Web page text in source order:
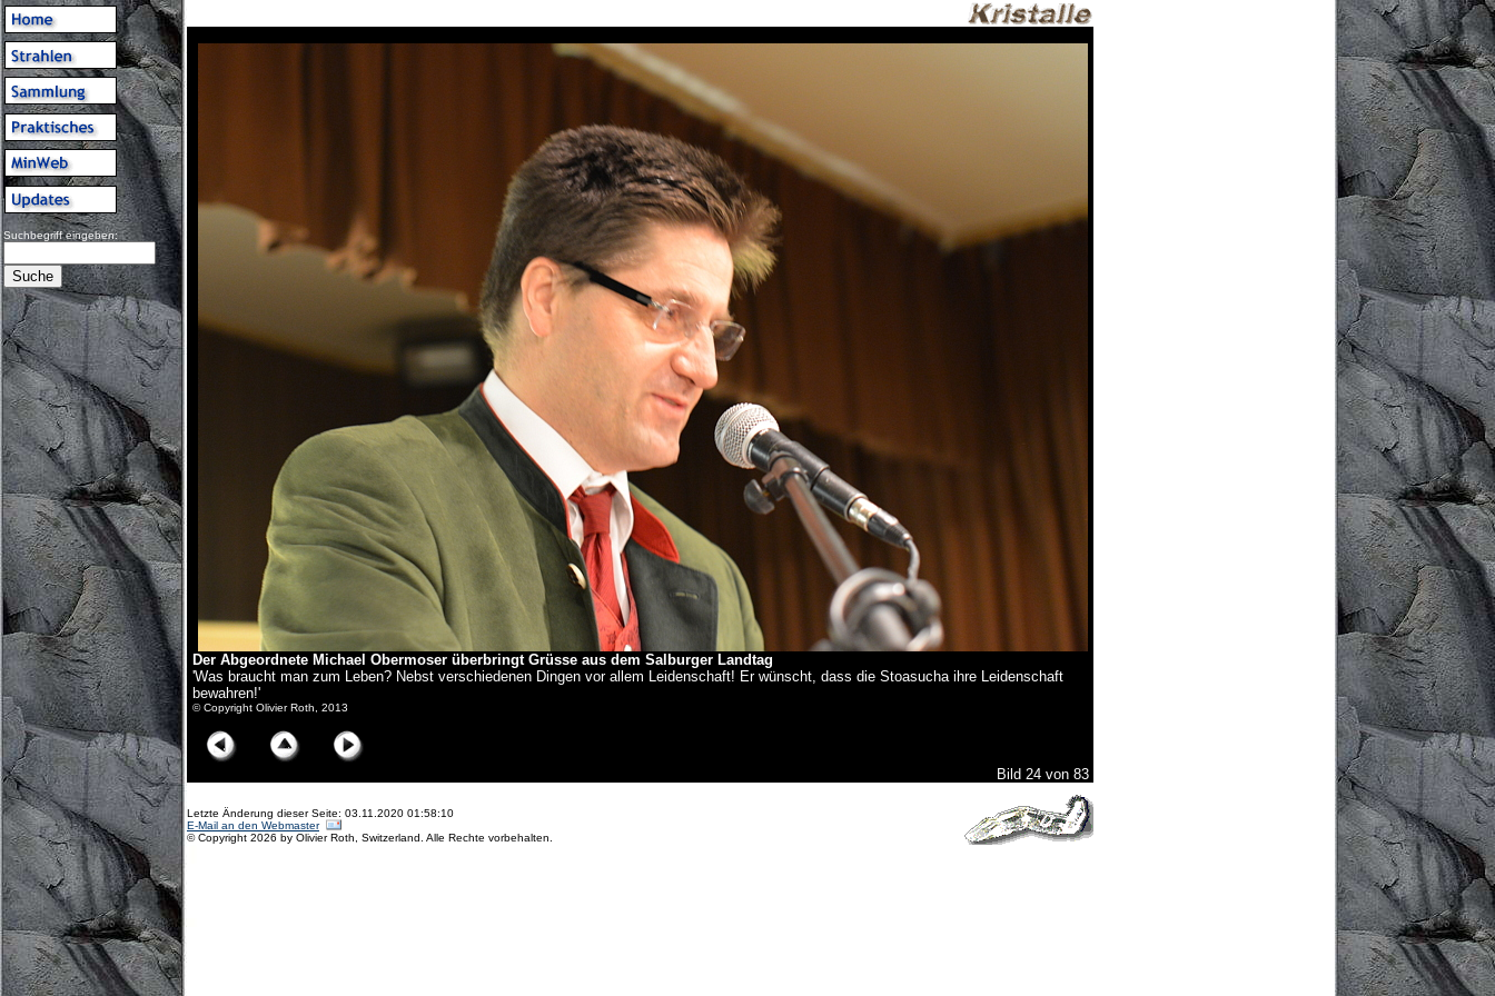
Suchbegriff eingeben:
Der Abgeordnete Michael Obermoser überbringt Grüsse aus dem Salburger Landtag
'Was braucht man zum Leben? Nebst verschiedenen Dingen vor allem Leidenschaft! Er wünscht, dass die Stoasucha ihre Leidenschaft
bewahren!'
© Copyright Olivier Roth, 2013
Bild 24 von 83
Letzte Änderung dieser Seite: 03.11.2020 01:58:10
E-Mail an den Webmaster
© Copyright 2026 by Olivier Roth, Switzerland. Alle Rechte vorbehalten.